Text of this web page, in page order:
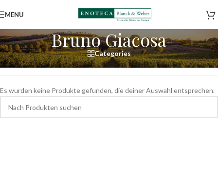
MENU
Bruno Giacosa
Categories
Start/Shop/Weine/Italien/Piemont/Bruno Giacosa
Es wurden keine Produkte gefunden, die deiner Auswahl entsprechen.